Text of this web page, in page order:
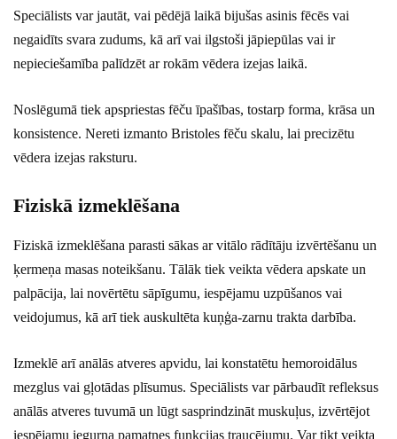
Speciālists var jautāt, vai pēdējā laikā bijušas asinis fēcēs vai
negaidīts svara zudums, kā arī vai ilgstoši jāpiepūlas vai ir
nepieciešamība palīdzēt ar rokām vēdera izejas laikā.
Noslēgumā tiek apspriestas fēču īpašības, tostarp forma, krāsa un
konsistence. Nereti izmanto Bristoles fēču skalu, lai precizētu
vēdera izejas raksturu.
Fiziskā izmeklēšana
Fiziskā izmeklēšana parasti sākas ar vitālo rādītāju izvērtēšanu un
ķermeņa masas noteikšanu. Tālāk tiek veikta vēdera apskate un
palpācija, lai novērtētu sāpīgumu, iespējamu uzpūšanos vai
veidojumus, kā arī tiek auskultēta kuņģa-zarnu trakta darbība.
Izmeklē arī anālās atveres apvidu, lai konstatētu hemoroidālus
mezglus vai gļotādas plīsumus. Speciālists var pārbaudīt refleksus
anālās atveres tuvumā un lūgt sasprindzināt muskuļus, izvērtējot
iespējamu iegurņa pamatnes funkcijas traucējumu. Var tikt veikta